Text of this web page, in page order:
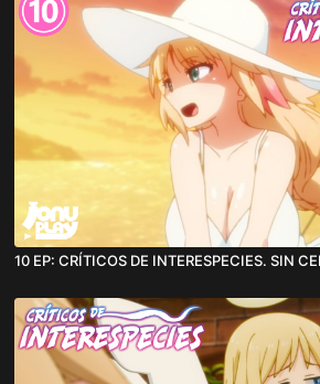
10 EP: CRÍTICOS DE INTERESPECIES. SIN